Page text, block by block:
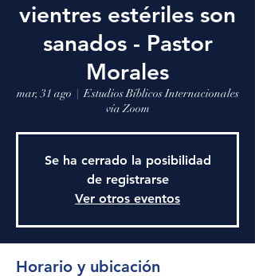
vientres estériles son
sanados - Pastor
Morales
mar, 31 ago
  |
Estudios Bíblicos Internacionales
vía Zoom
Se ha cerrado la posibilidad
de registrarse
Ver otros eventos
Horario y ubicación